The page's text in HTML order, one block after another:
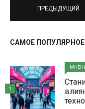
ПРЕДЫДУЩИЙ
САМОЕ ПОПУЛЯРНОЕ
1